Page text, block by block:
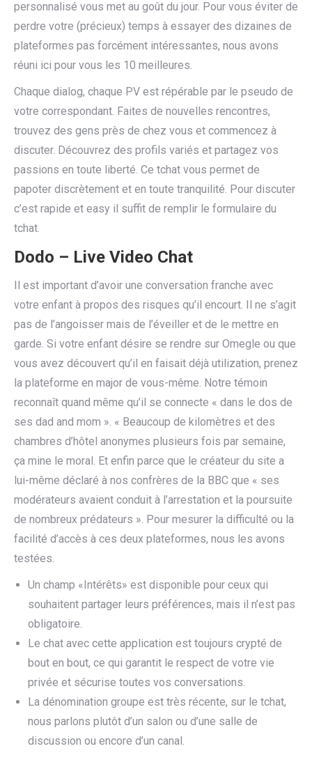
personnalisé vous met au goût du jour. Pour vous éviter de
perdre votre (précieux) temps à essayer des dizaines de
plateformes pas forcément intéressantes, nous avons
réuni ici pour vous les 10 meilleures.
Chaque dialog, chaque PV est répérable par le pseudo de
votre correspondant. Faites de nouvelles rencontres,
trouvez des gens près de chez vous et commencez à
discuter. Découvrez des profils variés et partagez vos
passions en toute liberté. Ce tchat vous permet de
papoter discrètement et en toute tranquilité. Pour discuter
c’est rapide et easy il suffit de remplir le formulaire du
tchat.
Dodo – Live Video Chat
Il est important d’avoir une conversation franche avec
votre enfant à propos des risques qu’il encourt. Il ne s’agit
pas de l’angoisser mais de l’éveiller et de le mettre en
garde. Si votre enfant désire se rendre sur Omegle ou que
vous avez découvert qu’il en faisait déjà utilization, prenez
la plateforme en major de vous-même. Notre témoin
reconnaît quand même qu’il se connecte « dans le dos de
ses dad and mom ». « Beaucoup de kilomètres et des
chambres d’hôtel anonymes plusieurs fois par semaine,
ça mine le moral. Et enfin parce que le créateur du site a
lui-même déclaré à nos confrères de la BBC que « ses
modérateurs avaient conduit à l’arrestation et la poursuite
de nombreux prédateurs ». Pour mesurer la difficulté ou la
facilité d’accès à ces deux plateformes, nous les avons
testées.
Un champ «Intérêts» est disponible pour ceux qui
souhaitent partager leurs préférences, mais il n’est pas
obligatoire.
Le chat avec cette application est toujours crypté de
bout en bout, ce qui garantit le respect de votre vie
privée et sécurise toutes vos conversations.
La dénomination groupe est très récente, sur le tchat,
nous parlons plutôt d’un salon ou d’une salle de
discussion ou encore d’un canal.